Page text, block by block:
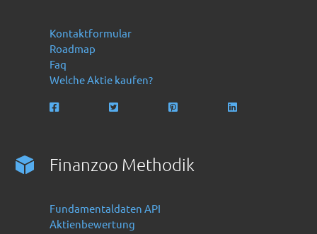
Kontaktformular
Roadmap
Faq
Welche Aktie kaufen?
Finanzoo Methodik
Fundamentaldaten API
Aktienbewertung